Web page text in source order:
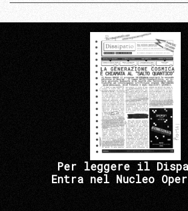
Per leggere il
Entra nel Nucleo